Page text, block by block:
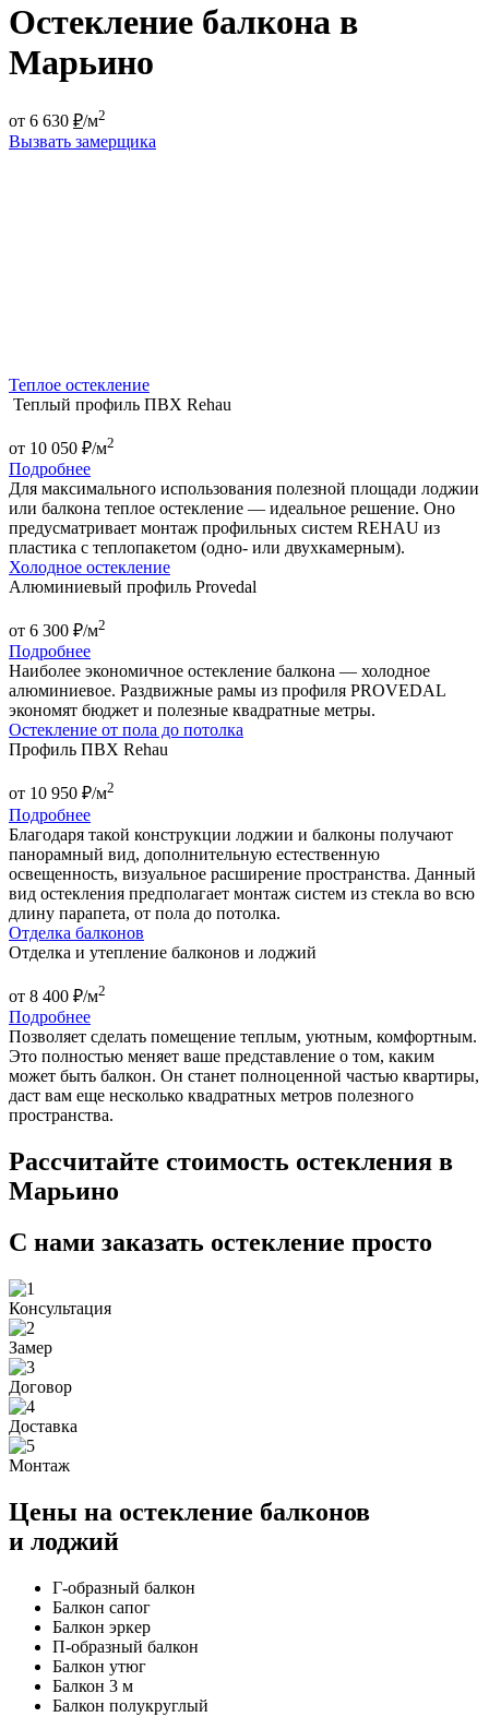
Остекление балкона в
Марьино
от 6 630 ₽/м2
Вызвать замерщика
Теплое остекление
Теплый профиль ПВХ Rehau
от 10 050 ₽/м2
Подробнее
Для максимального использования полезной площади лоджии
или балкона теплое остекление — идеальное решение. Оно
предусматривает монтаж профильных систем REHAU из
пластика с теплопакетом (одно- или двухкамерным).
Холодное остекление
Алюминиевый профиль Provedal
от 6 300 ₽/м2
Подробнее
Наиболее экономичное остекление балкона — холодное
алюминиевое. Раздвижные рамы из профиля PROVEDAL
экономят бюджет и полезные квадратные метры.
Остекление от пола до потолка
Профиль ПВХ Rehau
от 10 950 ₽/м2
Подробнее
Благодаря такой конструкции лоджии и балконы получают
панорамный вид, дополнительную естественную
освещенность, визуальное расширение пространства. Данный
вид остекления предполагает монтаж систем из стекла во всю
длину парапета, от пола до потолка.
Отделка балконов
Отделка и утепление балконов и лоджий
от 8 400 ₽/м2
Подробнее
Позволяет сделать помещение теплым, уютным, комфортным.
Это полностью меняет ваше представление о том, каким
может быть балкон. Он станет полноценной частью квартиры,
даст вам еще несколько квадратных метров полезного
пространства.
Расcчитайте стоимость остекления в
Марьино
С нами заказать остекление просто
Консультация
Замер
Договор
Доставка
Монтаж
Цены на остекление балконов
и лоджий
Г-образный балкон
Балкон сапог
Балкон эркер
П-образный балкон
Балкон утюг
Балкон 3 м
Балкон полукруглый